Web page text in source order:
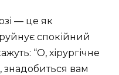
— це як
спокійний
“О, хірургічне
знадобиться вам